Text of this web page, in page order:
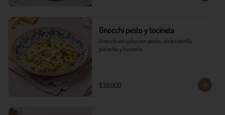
Gnocchi pesto y tocineta
Gnocchi en salsa con pesto, stracciatella,
pistacho y tocineta
$39.900